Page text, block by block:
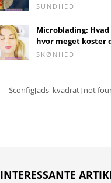
SUNDHED
Microblading:
hvor meget koster
SKØNHED
$config[ads_kvadrat] not
INTERESSANTE